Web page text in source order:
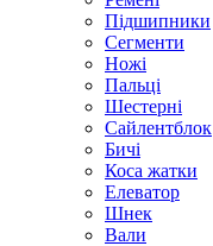
Підшипники
Сегменти
Ножі
Пальці
Шестерні
Сайлентблок
Бичі
Коса жатки
Елеватор
Шнек
Вали